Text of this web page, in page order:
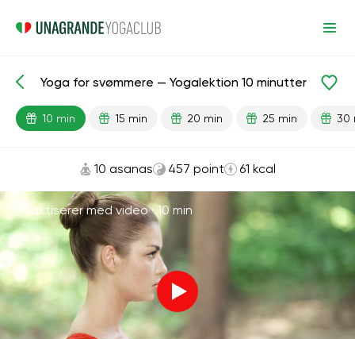
Færdiglavede lektioner Sport
Yoga for svømmere — Yogalektion 10 minutter
10 min 15 min 20 min 25 min 30
10 asanas 457 point 61 kcal
Praktiserer med video ·10 min